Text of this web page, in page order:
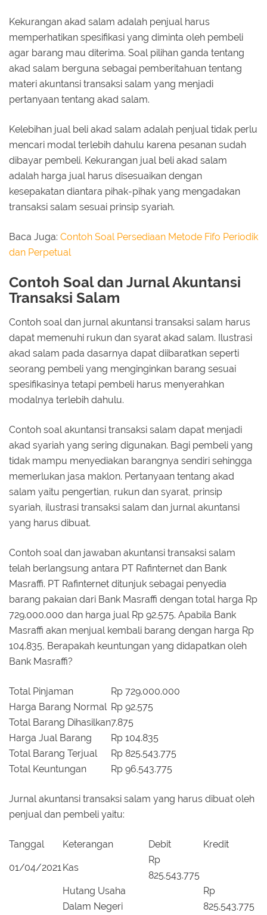
Kekurangan akad salam adalah penjual harus
memperhatikan spesifikasi yang diminta oleh pembeli
agar barang mau diterima. Soal pilihan ganda tentang
akad salam berguna sebagai pemberitahuan tentang
materi akuntansi transaksi salam yang menjadi
pertanyaan tentang akad salam.
Kelebihan jual beli akad salam adalah penjual tidak perlu
mencari modal terlebih dahulu karena pesanan sudah
dibayar pembeli. Kekurangan jual beli akad salam
adalah harga jual harus disesuaikan dengan
kesepakatan diantara pihak-pihak yang mengadakan
transaksi salam sesuai prinsip syariah.
Baca Juga: Contoh Soal Persediaan Metode Fifo Periodik
dan Perpetual
Contoh Soal dan Jurnal Akuntansi
Transaksi Salam
Contoh soal dan jurnal akuntansi transaksi salam harus
dapat memenuhi rukun dan syarat akad salam. Ilustrasi
akad salam pada dasarnya dapat diibaratkan seperti
seorang pembeli yang menginginkan barang sesuai
spesifikasinya tetapi pembeli harus menyerahkan
modalnya terlebih dahulu.
Contoh soal akuntansi transaksi salam dapat menjadi
akad syariah yang sering digunakan. Bagi pembeli yang
tidak mampu menyediakan barangnya sendiri sehingga
memerlukan jasa maklon. Pertanyaan tentang akad
salam yaitu pengertian, rukun dan syarat, prinsip
syariah, ilustrasi transaksi salam dan jurnal akuntansi
yang harus dibuat.
Contoh soal dan jawaban akuntansi transaksi salam
telah berlangsung antara PT Rafinternet dan Bank
Masraffi. PT Rafinternet ditunjuk sebagai penyedia
barang pakaian dari Bank Masraffi dengan total harga Rp
729.000.000 dan harga jual Rp 92.575. Apabila Bank
Masraffi akan menjual kembali barang dengan harga Rp
104.835, Berapakah keuntungan yang didapatkan oleh
Bank Masraffi?
Total Pinjaman
Rp 729.000.000
Harga Barang Normal Rp 92.575
Total Barang Dihasilkan7.875
Harga Jual Barang
Rp 104.835
Total Barang Terjual
Rp 825.543.775
Total Keuntungan
Rp 96.543.775
Jurnal akuntansi transaksi salam yang harus dibuat oleh
penjual dan pembeli yaitu:
Tanggal Keterangan Debit Kredit
01/04/2021 Kas
Rp
825.543.775
Hutang Usaha
Dalam Negeri
Rp
825.543.775